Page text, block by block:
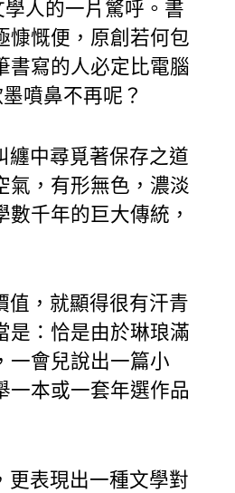
人的一片驚呼。書
慷慨便，原創若何包
書寫的人必定比電腦
噴鼻不再呢？
纏中尋覓著保存之道
氣，有形無色，濃淡
千年的巨大傳統，
值，就顯得很有汗青
是：恰是由於琳琅滿
一會兒說出一篇小
一本或一套年選作品
更表現出一種文學對